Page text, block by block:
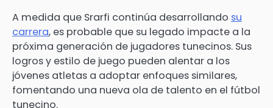
A medida que Srarfi continúa desarrollando su
carrera, es probable que su legado impacte a la
próxima generación de jugadores tunecinos. Sus
logros y estilo de juego pueden alentar a los
jóvenes atletas a adoptar enfoques similares,
fomentando una nueva ola de talento en el fútbol
tunecino.